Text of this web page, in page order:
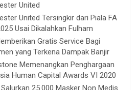
United
United Tersingkir dari Piala FA
Usai Dikalahkan Fulham
Gratis Service Bagi
yang Terkena Dampak Banjir
Memenangkan Penghargaan
Human Capital Awards VI 2020
25.000 Masker Non Medis